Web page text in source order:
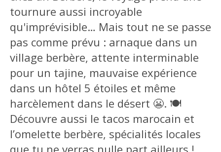
tournure aussi incroyable
qu'imprévisible… Mais tout ne se passe
pas comme prévu : arnaque dans un
village berbère, attente interminable
pour un tajine, mauvaise expérience
dans un hôtel 5 étoiles et même
harcèlement dans le désert 😬. 🍽️
Découvre aussi le tacos marocain et
l’omelette berbère, spécialités locales
que tu ne verras nulle part ailleurs !